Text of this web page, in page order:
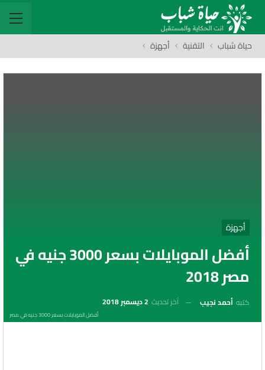
حياة شباب التقنية أجهزة
أجهزة
أفضل الموبايلات بسعر 3000 جنيه في
مصر 2018
كتبه أحمد نجيب آخر تحديث 2 ديسمبر 2018
أفضل الموبايلات بسعر 3000 جنيه في مصر